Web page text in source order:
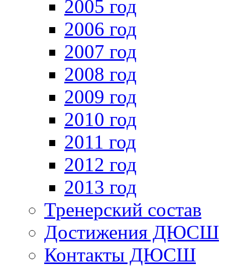
2005 год
2006 год
2007 год
2008 год
2009 год
2010 год
2011 год
2012 год
2013 год
Тренерский состав
Достижения ДЮСШ
Контакты ДЮСШ